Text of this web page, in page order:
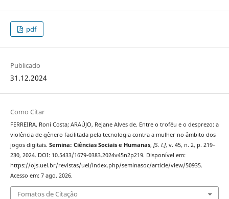
pdf
Publicado
31.12.2024
Como Citar
FERREIRA, Roni Costa; ARAÚJO, Rejane Alves de. Entre o troféu e o desprezo: a
violência de gênero facilitada pela tecnologia contra a mulher no âmbito dos
jogos digitais. Semina: Ciências Sociais e Humanas, [S. l.], v. 45, n. 2, p. 219–
230, 2024. DOI: 10.5433/1679-0383.2024v45n2p219. Disponível em:
https://ojs.uel.br/revistas/uel/index.php/seminasoc/article/view/50935.
Acesso em: 7 ago. 2026.
Fomatos de Citação